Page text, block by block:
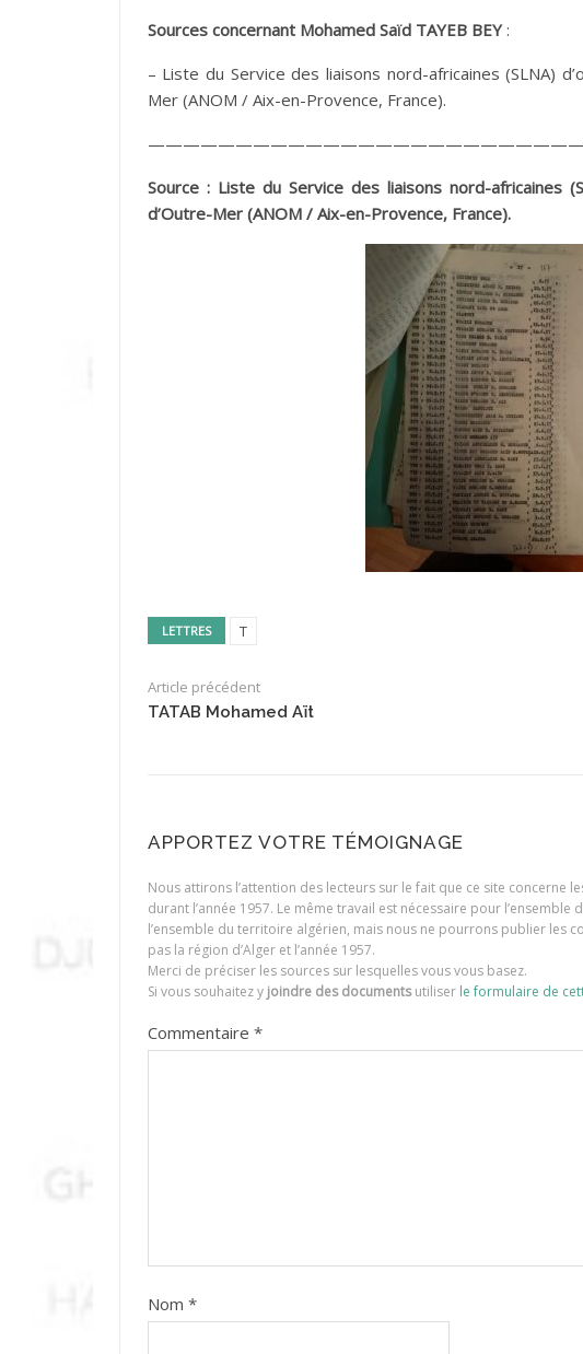
Sources concernant Mohamed Saïd TAYEB BEY:
– Liste du Service des liaisons nord-africaines (SLNA)
Mer (ANOM / Aix-en-Provence, France).
Source : Liste du Service des liaisons nord-africaines
d’Outre-Mer (ANOM / Aix-en-Provence, France).
LETTRES T
Article précédent
TATAB Mohamed Aït
APPORTEZ VOTRE TÉMOIGNAGE
Nous attirons l’attention des lecteurs sur le fait que ce site concerne
durant l’année 1957. Le même travail est nécessaire pour
l’ensemble du territoire algérien, mais nous ne pourrons publier les
pas la région d’Alger et l’année 1957.
Merci de préciser les sources sur lesquelles vous vous basez.
Si vous souhaitez y joindre des documentsutiliser le formulaire de
Commentaire *
Nom *